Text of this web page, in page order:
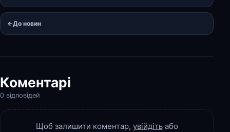
←До новин
Коментарі
0 відповідей
Щоб залишити коментар, увійдітьабо